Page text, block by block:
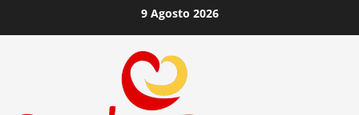
al
9 Agosto 2026